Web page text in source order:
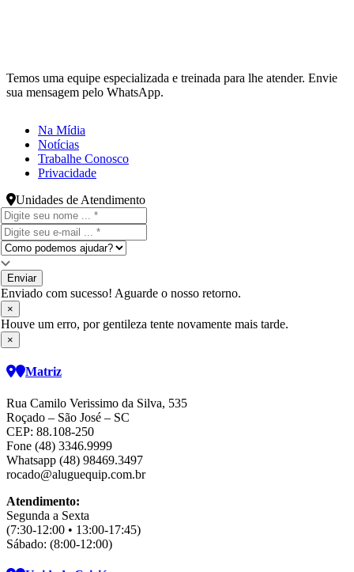
Temos uma equipe especializada e treinada para lhe atender. Envie
sua mensagem pelo WhatsApp.
Na Mídia
Notícias
Trabalhe Conosco
Privacidade
Unidades de Atendimento
Enviar
Enviado com sucesso! Aguarde o nosso retorno.
×
Houve um erro, por gentileza tente novamente mais tarde.
×
Matriz
Rua Camilo Verissimo da Silva, 535
Roçado – São José – SC
CEP: 88.108-250
Fone (48) 3346.9999
Whatsapp (48) 98469.3497
rocado@aluguequip.com.br
Atendimento:
Segunda a Sexta
(7:30-12:00 • 13:00-17:45)
Sábado: (8:00-12:00)